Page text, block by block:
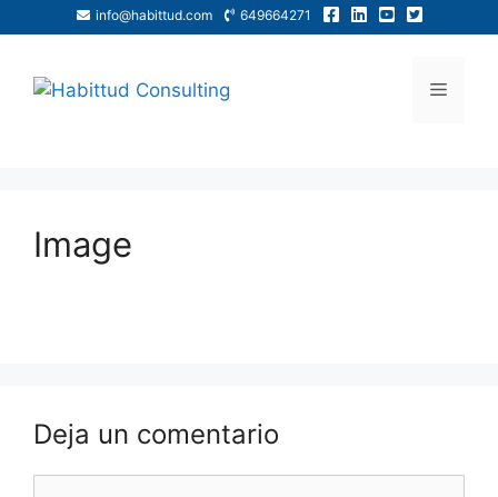
info@habittud.com 649664271
Image
Deja un comentario